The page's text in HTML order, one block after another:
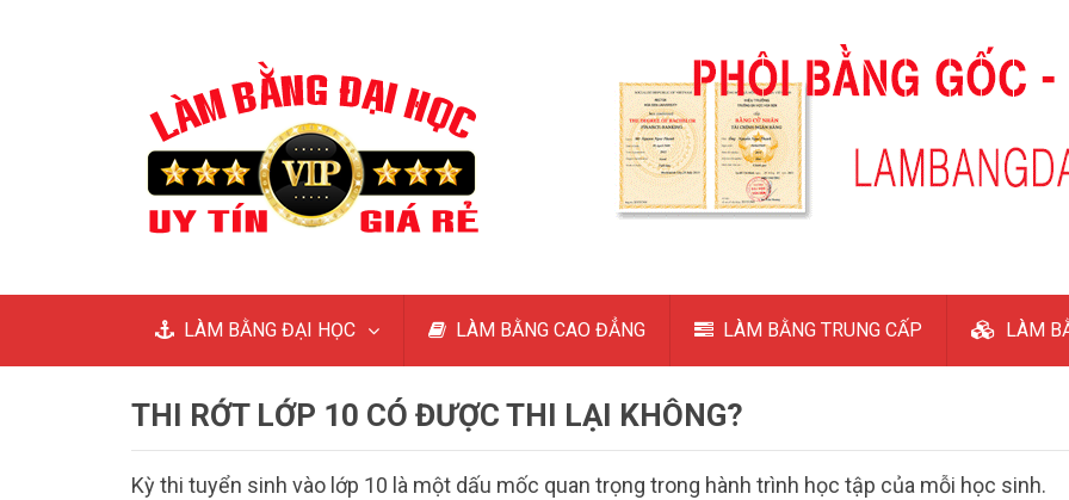
LÀM BẰNG ĐẠI HỌC LÀM BẰNG CAO ĐẲNG LÀM BẰNG TRUNG CẤP LÀM
THI RỚT LỚP 10 CÓ ĐƯỢC THI LẠI KHÔNG?
Kỳ thi tuyển sinh vào lớp 10 là một dấu mốc quan trọng trong hành trình học tập của mỗi học sinh.